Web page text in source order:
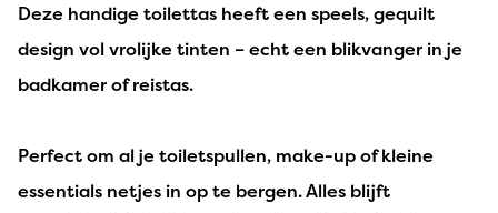
Deze handige toilettas heeft een speels, gequilt
design vol vrolijke tinten – echt een blikvanger in je
badkamer of reistas.
Perfect om al je toiletspullen, make-up of kleine
essentials netjes in op te bergen. Alles blijft